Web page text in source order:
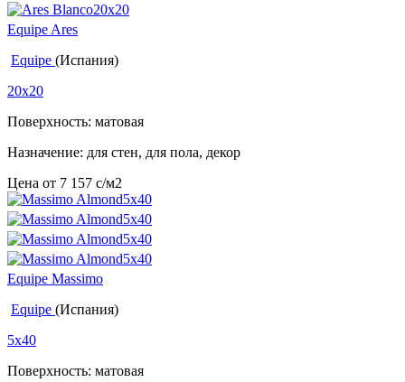
Equipe Ares
Equipe (Испания)
20x20
Поверхность: матовая
Назначение: для стен, для пола, декор
Цена от 7 157 c/м2
Equipe Massimo
Equipe (Испания)
5x40
Поверхность: матовая